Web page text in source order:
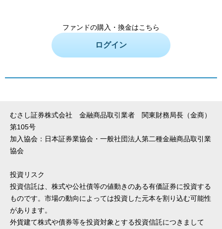
ファンドの購入・換金はこちら
ログイン
むさし証券株式会社 金融商品取引業者 関東財務局長（金商）
第105号
加入協会：日本証券業協会・一般社団法人第二種金融商品取引業
協会
投資リスク
投資信託は、株式や公社債等の値動きのある有価証券に投資する
ものです。市場の動向によっては投資した元本を割り込む可能性
があります。
外貨建て株式や債券等を投資対象とする投資信託につきまして